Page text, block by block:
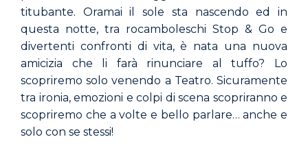
titubante. Oramai il sole sta nascendo ed in
questa notte, tra rocamboleschi Stop & Go e
divertenti confronti di vita, è nata una nuova
amicizia che li farà rinunciare al tuffo? Lo
scopriremo solo venendo a Teatro. Sicuramente
tra ironia, emozioni e colpi di scena scopriranno e
scopriremo che a volte e bello parlare… anche e
solo con se stessi!